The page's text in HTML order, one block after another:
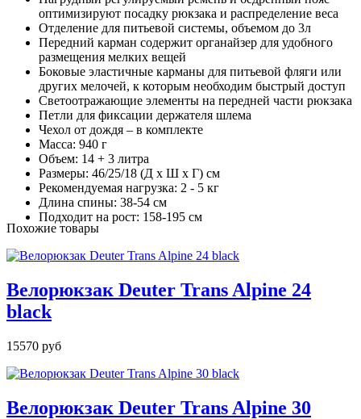
оптимизируют посадку рюкзака и распределение веса
Отделение для питьевой системы, объемом до 3л
Передний карман содержит органайзер для удобного
размещения мелких вещей
Боковые эластичные карманы для питьевой фляги или
других мелочей, к которым необходим быстрый доступ
Светоотражающие элементы на передней части рюкзака
Петли для фиксации держателя шлема
Чехол от дождя – в комплекте
Масса: 940 г
Объем: 14 + 3 литра
Размеры: 46/25/18 (Д х Ш х Г) см
Рекомендуемая нагрузка: 2 - 5 кг
Длина спины: 38-54 см
Подходит на рост: 158-195 см
Похожие товары
Велорюкзак Deuter Trans Alpine 24
black
15570 руб
Велорюкзак Deuter Trans Alpine 30